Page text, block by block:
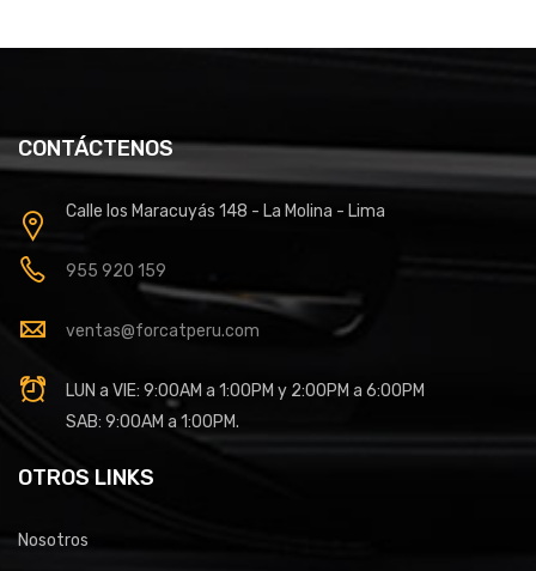
CONTÁCTENOS
Calle los Maracuyás 148 - La Molina - Lima
955 920 159
ventas@forcatperu.com
LUN a VIE: 9:00AM a 1:00PM y 2:00PM a 6:00PM
SAB: 9:00AM a 1:00PM.
OTROS LINKS
Nosotros